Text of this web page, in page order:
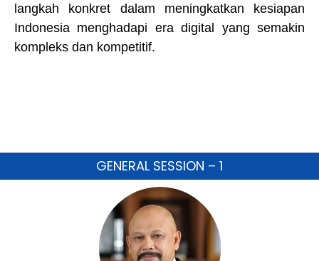
langkah konkret dalam meningkatkan kesiapan
Indonesia menghadapi era digital yang semakin
kompleks dan kompetitif.
GENERAL SESSION – 1